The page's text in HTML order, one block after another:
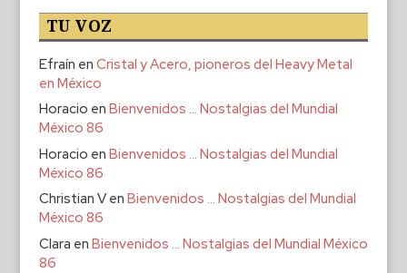
TU VOZ
Efraín en Cristal y Acero, pioneros del Heavy Metal
en México
Horacio en Bienvenidos … Nostalgias del Mundial
México 86
Horacio en Bienvenidos … Nostalgias del Mundial
México 86
Christian Ven Bienvenidos … Nostalgias del Mundial
México 86
Clara en Bienvenidos … Nostalgias del Mundial México
86